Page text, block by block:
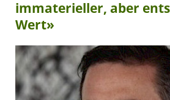
immaterieller, aber
Wert»